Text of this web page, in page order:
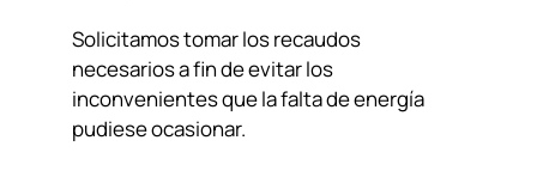
Solicitamos tomar los recaudos
necesarios a fin de evitar los
inconvenientes que la falta de energía
pudiese ocasionar.